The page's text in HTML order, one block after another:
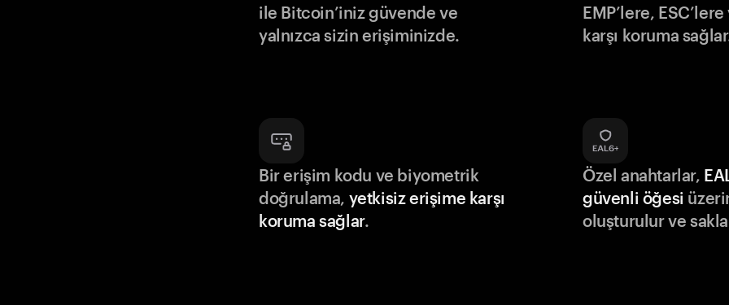
ile Bitcoin’iniz güvende ve
yalnızca sizin erişiminizde.
EMP’lere, ESC’lere
karşı koruma
Bir erişim kodu ve biyometrik
doğrulama, yetkisiz erişime karşı
koruma sağlar.
Özel anahtarlar,
güvenli öğesi
oluşturulur ve